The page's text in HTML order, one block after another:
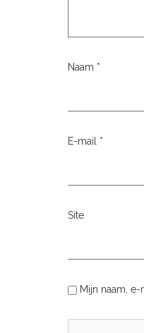
Naam *
E-mail *
Site
Mijn naam,